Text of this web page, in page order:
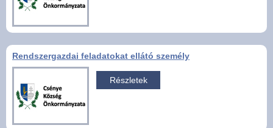
Intézmények
Széchenyi 2020 Európai
Uniós támogatás
Magyar Falu Program
Rendszergazdai feladatokat ellátó személy
Részletek